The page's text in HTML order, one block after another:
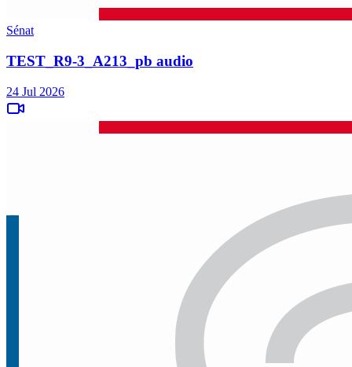
Sénat
TEST_R9-3_A213_pb audio
24 Jul 2026